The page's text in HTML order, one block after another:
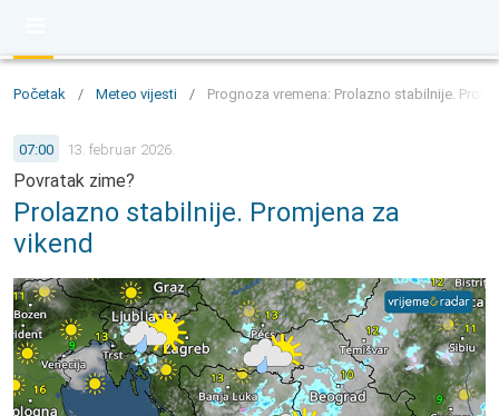
Početak / Meteo vijesti / Prognoza vremena: Prolazno stabilnije.
07:00 13. februar 2026.
Povratak zime?
Prolazno stabilnije. Promjena za
vikend